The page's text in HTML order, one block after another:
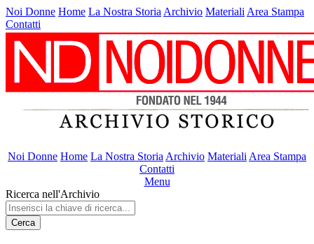
Noi Donne Home La Nostra Storia Archivio Materiali Area Stampa
Contatti
Noi Donne Home La Nostra Storia Archivio Materiali Area Stampa
Contatti
Menu
Ricerca nell'Archivio
Cerca